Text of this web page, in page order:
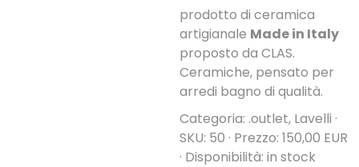
prodotto di ceramica
artigianale Made in Italy
proposto da CLAS.
Ceramiche, pensato per
arredi bagno di qualità.
Categoria: .outlet, Lavelli ·
SKU: 50 · Prezzo: 150,00 EUR
· Disponibilità: in stock